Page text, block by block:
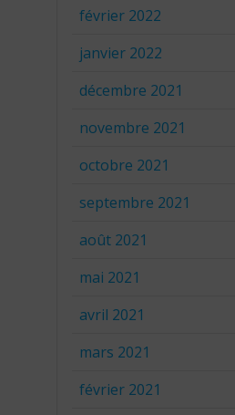
février 2022
janvier 2022
décembre 2021
novembre 2021
octobre 2021
septembre 2021
août 2021
mai 2021
avril 2021
mars 2021
février 2021